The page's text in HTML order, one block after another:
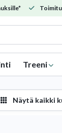
Treeni
Näytä kaikki